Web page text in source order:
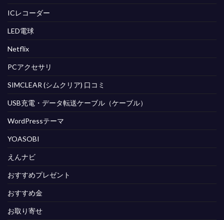
ICレコーダー
LED電球
Netflix
PCアクセサリ
SIMCLEAR (シムクリア) 口コミ
USB充電・データ転送ケーブル（ケーブル）
WordPressテーマ
YOASOBI
えんナビ
おすすめプレゼント
おすすめ金
お取り寄せ